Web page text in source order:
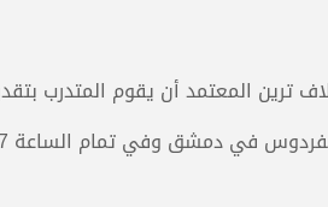
ترين المعتمد أن يقوم المتدرب